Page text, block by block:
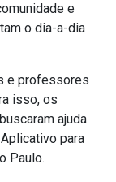
e
o dia-a-dia
e professores
isso, os
ajuda
para
Paulo.